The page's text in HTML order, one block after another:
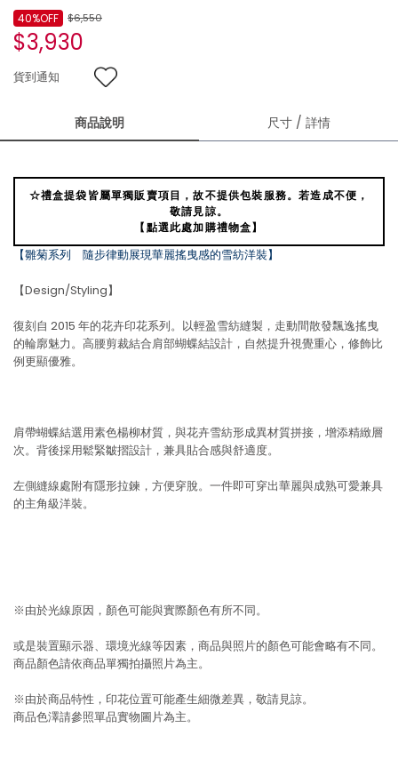
$6,550
$3,930
40%OFF
貨到通知
商品說明 尺寸 / 詳情
☆禮盒提袋皆屬單獨販賣項目，故不提供包裝服務。若造成不便，
敬請見諒。
【點選此處加購禮物盒】
【雛菊系列 隨步律動展現華麗搖曳感的雪紡洋裝】
【Design/Styling】
復刻自 2015 年的花卉印花系列。以輕盈雪紡縫製，走動間散發飄逸搖曳
的輪廓魅力。高腰剪裁結合肩部蝴蝶結設計，自然提升視覺重心，修飾比
例更顯優雅。
肩帶蝴蝶結選用素色楊柳材質，與花卉雪紡形成異材質拼接，增添精緻層
次。背後採用鬆緊皺摺設計，兼具貼合感與舒適度。
左側縫線處附有隱形拉鍊，方便穿脫。一件即可穿出華麗與成熟可愛兼具
的主角級洋裝。
※由於光線原因，顏色可能與實際顏色有所不同。
或是裝置顯示器、環境光線等因素，商品與照片的顏色可能會略有不同。
商品顏色請依商品單獨拍攝照片為主。
※由於商品特性，印花位置可能產生細微差異，敬請見諒。
商品色澤請參照單品實物圖片為主。